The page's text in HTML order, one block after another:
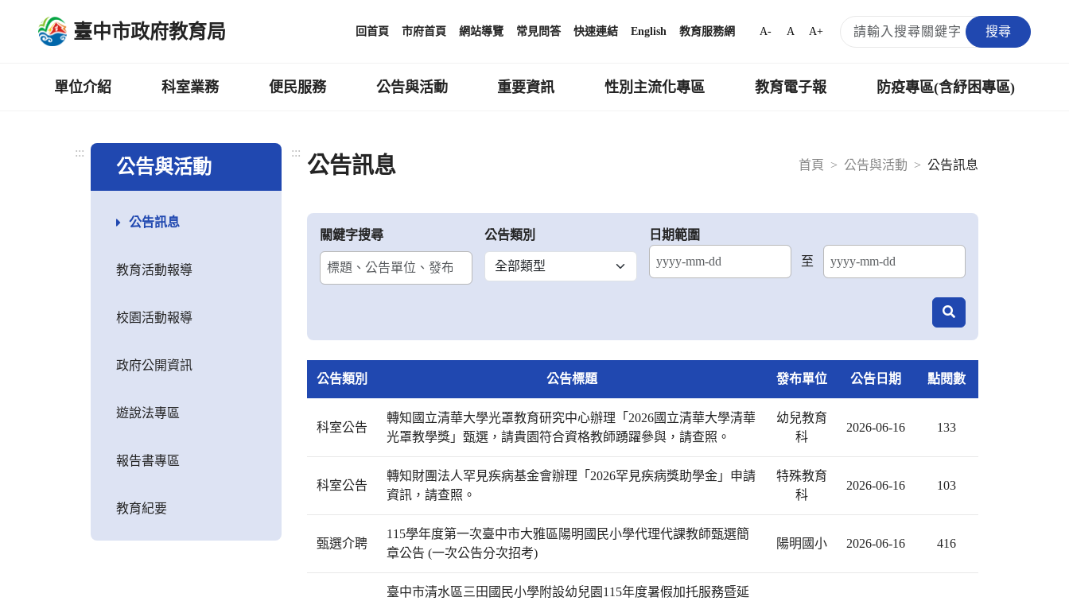
臺中市政府教育局 回首頁 市府首頁 網站導覽 常見問答 快速連結 English 教育服務網 A- A A+ 搜尋
單位介紹 科室業務 便民服務 公告與活動 重要資訊 性別主流化專區 教育電子報 防疫專區(含紓困專區)
:::
公告與活動
公告訊息
教育活動報導
校園活動報導
政府公開資訊
遊說法專區
報告書專區
教育紀要
:::
首頁
公告與活動 公告訊息
公告訊息
關鍵字搜尋 公告類別
日期範圍
至
結束日期
公告類別 公告標題 發布單位 公告日期 點閱數
科室公告
轉知國立清華大學光罩教育研究中心辦理「2026國立清華大學清華
光罩教學獎」甄選，請貴園符合資格教師踴躍參與，請查照。
幼兒教育
科
2026-06-16 133
科室公告
轉知財團法人罕見疾病基金會辦理「2026罕見疾病獎助學金」申請
資訊，請查照。
特殊教育
科
2026-06-16 103
甄選介聘
115學年度第一次臺中市大雅區陽明國民小學代理代課教師甄選簡
章公告 (一次公告分次招考)
陽明國小 2026-06-16 416
臺中市清水區三田國民小學附設幼兒園115年度暑假加托服務暨延